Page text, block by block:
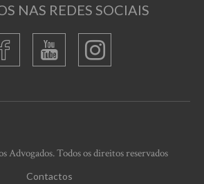
NAS REDES SOCIAIS
Advogados. Todos os direitos reservados
Contactos